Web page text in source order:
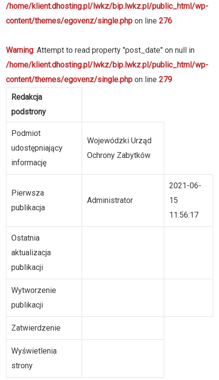
/home/klient.dhosting.pl/lwkz/bip.lwkz.pl/public_html/wp-
content/themes/egovenz/single.php on line 276
Warning: Attempt to read property "post_date" on null in
/home/klient.dhosting.pl/lwkz/bip.lwkz.pl/public_html/wp-
content/themes/egovenz/single.php on line 279
Redakcja
podstrony
Podmiot
udostępniający
informację
Wojewódzki Urząd
Ochrony Zabytków
Pierwsza
publikacja
Administrator
2021-06-
15
11:56:17
Ostatnia
aktualizacja
publikacji
Wytworzenie
publikacji
Zatwierdzenie
Wyświetlenia
strony